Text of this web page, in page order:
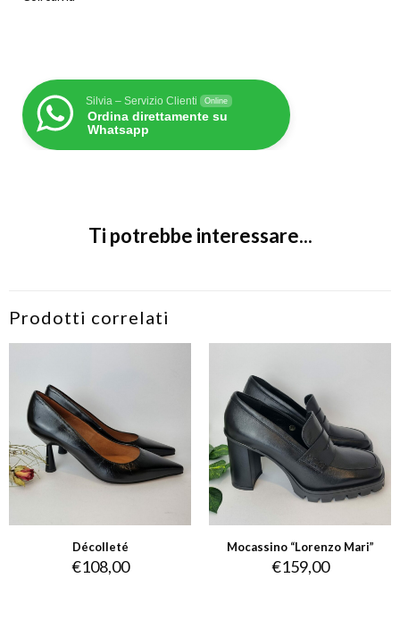
Silvia – Servizio Clienti Online
Ordina direttamente su
Whatsapp
Ti potrebbe interessare...
Prodotti correlati
Décolleté
€108,00
Mocassino “Lorenzo Mari”
€159,00